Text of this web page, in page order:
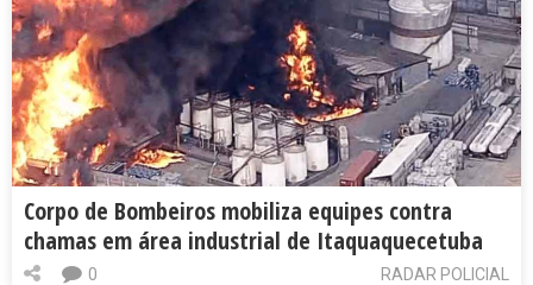
Corpo de Bombeiros mobiliza equipes contra
chamas em área industrial de Itaquaquecetuba
RADAR POLICIAL
0